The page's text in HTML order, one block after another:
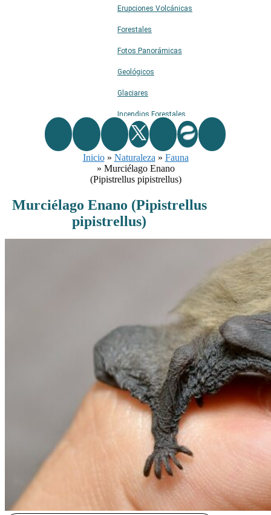
Erupciones Volcánicas
Forestales
Fotos Panorámicas
Geológicos
Glaciares
Incendios Forestales
Naturaleza
Ríos
Rutas De Montaña
Terremotos
Topográficos
Vértices Geodésicos
Inicio» Naturaleza » Fauna
» Murciélago Enano
(Pipistrellus pipistrellus)
Murciélago Enano (Pipistrellus
pipistrellus)